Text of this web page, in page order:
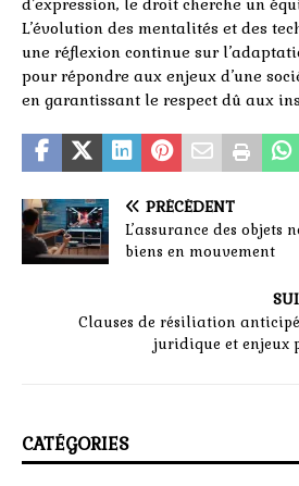
d’expression, le droit cherche un
L’évolution des mentalités et des
une réflexion continue sur
pour répondre aux enjeux d’une
en garantissant le respect dû aux
PRÉCÉDENT
L’assurance des objets
biens en mouvement
Clauses de résiliation
juridique et enjeux
CATÉGORIES